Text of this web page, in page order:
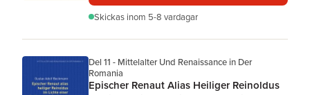
Skickas inom 5-8 vardagar
Del 11 - Mittelalter Und Renaissance in Der
Romania
Epischer Renaut Alias Heiliger Reinoldus